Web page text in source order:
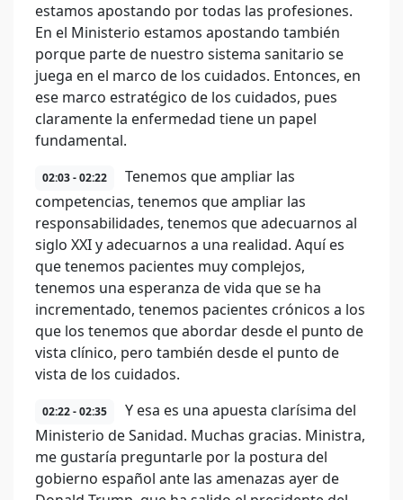
estamos apostando por todas las profesiones.
En el Ministerio estamos apostando también
porque parte de nuestro sistema sanitario se
juega en el marco de los cuidados. Entonces, en
ese marco estratégico de los cuidados, pues
claramente la enfermedad tiene un papel
fundamental.
02:03 - 02:22
Tenemos que ampliar las
competencias, tenemos que ampliar las
responsabilidades, tenemos que adecuarnos al
siglo XXI y adecuarnos a una realidad. Aquí es
que tenemos pacientes muy complejos,
tenemos una esperanza de vida que se ha
incrementado, tenemos pacientes crónicos a los
que los tenemos que abordar desde el punto de
vista clínico, pero también desde el punto de
vista de los cuidados.
02:22 - 02:35
Y esa es una apuesta clarísima del
Ministerio de Sanidad. Muchas gracias. Ministra,
me gustaría preguntarle por la postura del
gobierno español ante las amenazas ayer de